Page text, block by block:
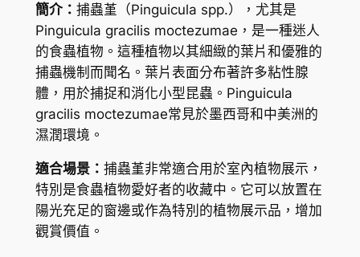
i
c
u
l
a
s
p
p
.
(
G
簡介： 捕蟲堇（Pinguicula spp.），尤其是
Pinguicula gracilis moctezumae，是一種迷人
的食蟲植物。這種植物以其細緻的葉片和優雅的
捕蟲機制而聞名。葉片表面分布著許多粘性腺
體，用於捕捉和消化小型昆蟲。Pinguicula
gracilis moctezumae常見於墨西哥和中美洲的
濕潤環境。
適合場景： 捕蟲堇非常適合用於室內植物展示，
特別是食蟲植物愛好者的收藏中。它可以放置在
陽光充足的窗邊或作為特別的植物展示品，增加
觀賞價值。